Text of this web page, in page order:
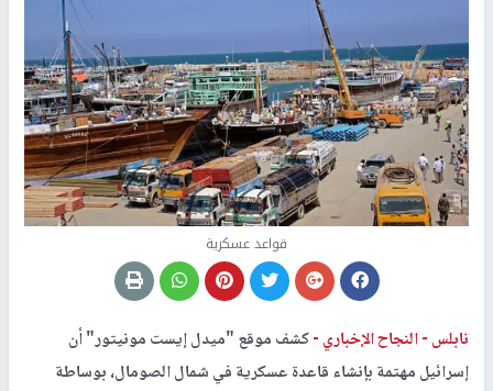
قواعد عسكرية
نابلس -النجاح الإخباري -كشف موقع "ميدل إيست مونيتور" أن
إسرائيل مهتمة بإنشاء قاعدة عسكرية في شمال الصومال، بوساطة